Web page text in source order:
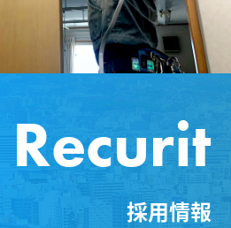
冷媒サービス認定販売店で
参加させて頂きました。
Recurit
採用情報